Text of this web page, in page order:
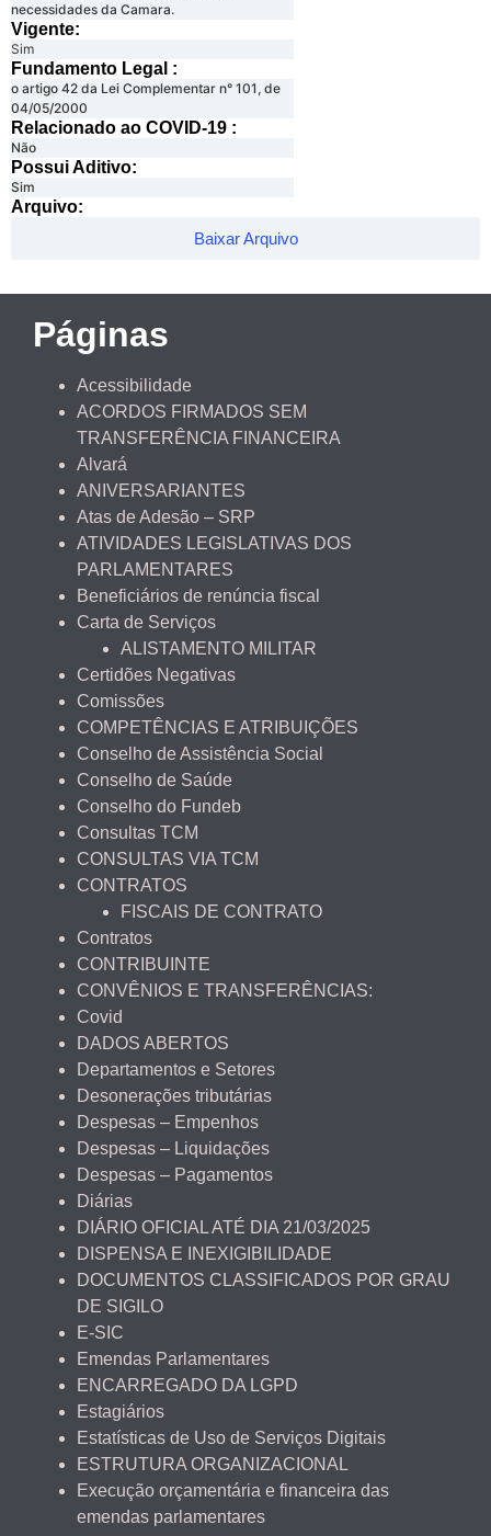
necessidades da Camara.
Vigente:
Sim
Fundamento Legal :​
o artigo 42 da Lei Complementar n° 101, de
04/05/2000
Relacionado ao COVID-19 :​
Não
Possui Aditivo:​
Sim
Arquivo:
Baixar Arquivo
Páginas
Acessibilidade
ACORDOS FIRMADOS SEM
TRANSFERÊNCIA FINANCEIRA
Alvará
ANIVERSARIANTES
Atas de Adesão – SRP
ATIVIDADES LEGISLATIVAS DOS
PARLAMENTARES
Beneficiários de renúncia fiscal
Carta de Serviços
ALISTAMENTO MILITAR
Certidões Negativas
Comissões
COMPETÊNCIAS E ATRIBUIÇÕES
Conselho de Assistência Social
Conselho de Saúde
Conselho do Fundeb
Consultas TCM
CONSULTAS VIA TCM
CONTRATOS
FISCAIS DE CONTRATO
Contratos
CONTRIBUINTE
CONVÊNIOS E TRANSFERÊNCIAS:
Covid
DADOS ABERTOS
Departamentos e Setores
Desonerações tributárias
Despesas – Empenhos
Despesas – Liquidações
Despesas – Pagamentos
Diárias
DIÁRIO OFICIAL ATÉ DIA 21/03/2025
DISPENSA E INEXIGIBILIDADE
DOCUMENTOS CLASSIFICADOS POR GRAU
DE SIGILO
E-SIC
Emendas Parlamentares
ENCARREGADO DA LGPD
Estagiários
Estatísticas de Uso de Serviços Digitais
ESTRUTURA ORGANIZACIONAL
Execução orçamentária e financeira das
emendas parlamentares